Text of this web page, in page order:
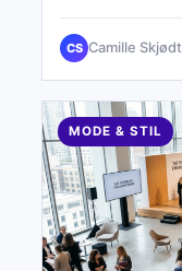
CS Camille Skjødt
MODE & STIL